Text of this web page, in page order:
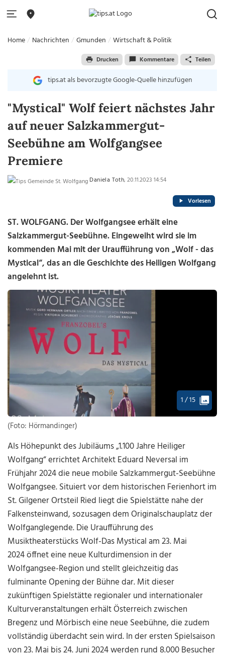
Home Nachrichten Gmunden Wirtschaft & Politik
Drucken Kommentare Teilen
tips.at als bevorzugte Google-Quelle hinzufügen
"Mystical" Wolf feiert nächstes Jahr
auf neuer Salzkammergut-
Seebühne am Wolfgangsee
Premiere
Daniela Toth, 20.11.2023 14:54
Vorlesen
ST. WOLFGANG. Der Wolfgangsee erhält eine
Salzkammergut-Seebühne. Eingeweiht wird sie im
kommenden Mai mit der Uraufführung von „Wolf - das
Mystical“, das an die Geschichte des Heiligen Wolfgang
angelehnt ist.
1 / 15
(Foto: Hörmandinger)
Als Höhepunkt des Jubiläums „1.100 Jahre Heiliger
Wolfgang“ errichtet Architekt Eduard Neversal im
Frühjahr 2024 die neue mobile Salzkammergut-Seebühne
Wolfgangsee. Situiert vor dem historischen Ferienhort im
St. Gilgener Ortsteil Ried liegt die Spielstätte nahe der
Falkensteinwand, sozusagen dem Originalschauplatz der
Wolfganglegende. Die Uraufführung des
Musiktheaterstücks Wolf-Das Mystical am 23. Mai
2024 öffnet eine neue Kulturdimension in der
Wolfgangsee-Region und stellt gleichzeitig das
fulminante Opening der Bühne dar. Mit dieser
zukünftigen Spielstätte regionaler und internationaler
Kulturveranstaltungen erhält Österreich zwischen
Bregenz und Mörbisch eine neue Seebühne, die zudem
vollständig überdacht sein wird. In der ersten Spielsaison
von 23. Mai bis 24. Juni 2024 werden rund 8.000 Besucher